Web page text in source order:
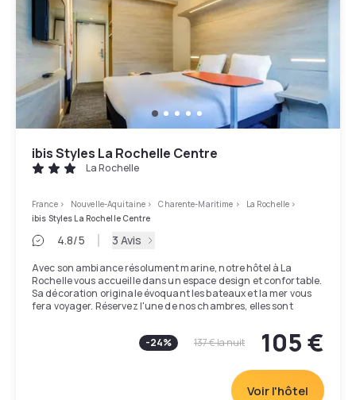
ibis Styles La Rochelle Centre
La Rochelle
France > Nouvelle-Aquitaine > Charente-Maritime > La Rochelle >
ibis Styles La Rochelle Centre
4.8/5 3 Avis
Avec son ambiance résolument marine, notre hôtel à La
Rochelle vous accueille dans un espace design et confortable.
Sa décoration originale évoquant les bateaux et la mer vous
fera voyager. Réservez l'une de nos chambres, elles sont
disposons de 3 suites familiales en duplex. Petit-déjeuner et
wifi illimité sont inclus. Nous mettons à votre disposition une
-24% 137 €la nuit 105 €
Voir l'hôtel